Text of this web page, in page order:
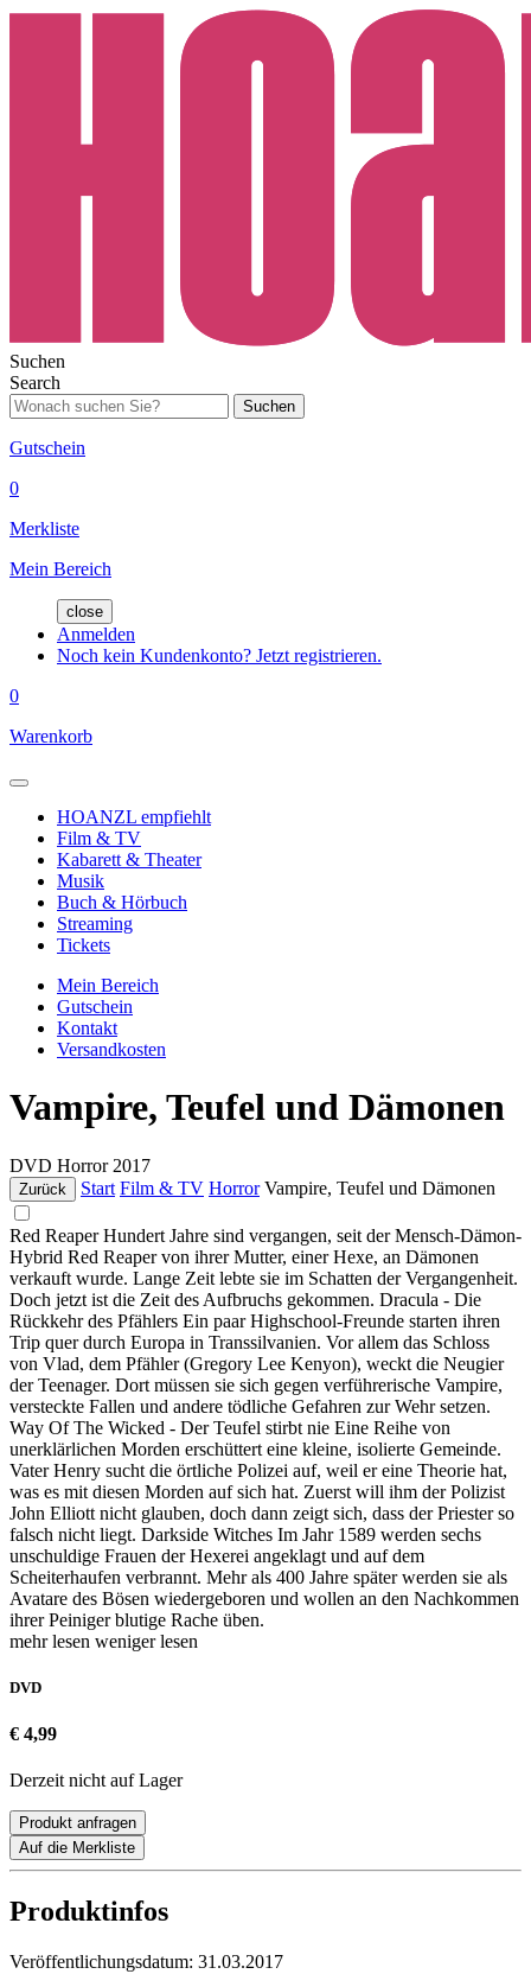
Suchen
Search
Suchen
Gutschein
0
Merkliste
Mein Bereich
close
Anmelden
Noch kein Kundenkonto? Jetzt registrieren.
0
Warenkorb
HOANZL empfiehlt
Film & TV
Kabarett & Theater
Musik
Buch & Hörbuch
Streaming
Tickets
Mein Bereich
Gutschein
Kontakt
Versandkosten
Vampire, Teufel und Dämonen
DVD Horror 2017
Zurück Start Film & TV Horror Vampire, Teufel und Dämonen
Red Reaper Hundert Jahre sind vergangen, seit der Mensch-Dämon-
Hybrid Red Reaper von ihrer Mutter, einer Hexe, an Dämonen
verkauft wurde. Lange Zeit lebte sie im Schatten der Vergangenheit.
Doch jetzt ist die Zeit des Aufbruchs gekommen. Dracula - Die
Rückkehr des Pfählers Ein paar Highschool-Freunde starten ihren
Trip quer durch Europa in Transsilvanien. Vor allem das Schloss
von Vlad, dem Pfähler (Gregory Lee Kenyon), weckt die Neugier
der Teenager. Dort müssen sie sich gegen verführerische Vampire,
versteckte Fallen und andere tödliche Gefahren zur Wehr setzen.
Way Of The Wicked - Der Teufel stirbt nie Eine Reihe von
unerklärlichen Morden erschüttert eine kleine, isolierte Gemeinde.
Vater Henry sucht die örtliche Polizei auf, weil er eine Theorie hat,
was es mit diesen Morden auf sich hat. Zuerst will ihm der Polizist
John Elliott nicht glauben, doch dann zeigt sich, dass der Priester so
falsch nicht liegt. Darkside Witches Im Jahr 1589 werden sechs
unschuldige Frauen der Hexerei angeklagt und auf dem
Scheiterhaufen verbrannt. Mehr als 400 Jahre später werden sie als
Avatare des Bösen wiedergeboren und wollen an den Nachkommen
ihrer Peiniger blutige Rache üben.
mehr lesen weniger lesen
DVD
€ 4,99
Derzeit nicht auf Lager
Produkt anfragen
Auf die Merkliste
Produktinfos
Veröffentlichungsdatum: 31.03.2017